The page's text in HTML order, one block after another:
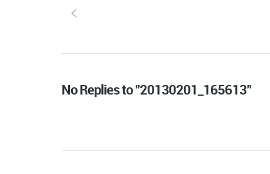
S
No Replies to "20130201_165613"